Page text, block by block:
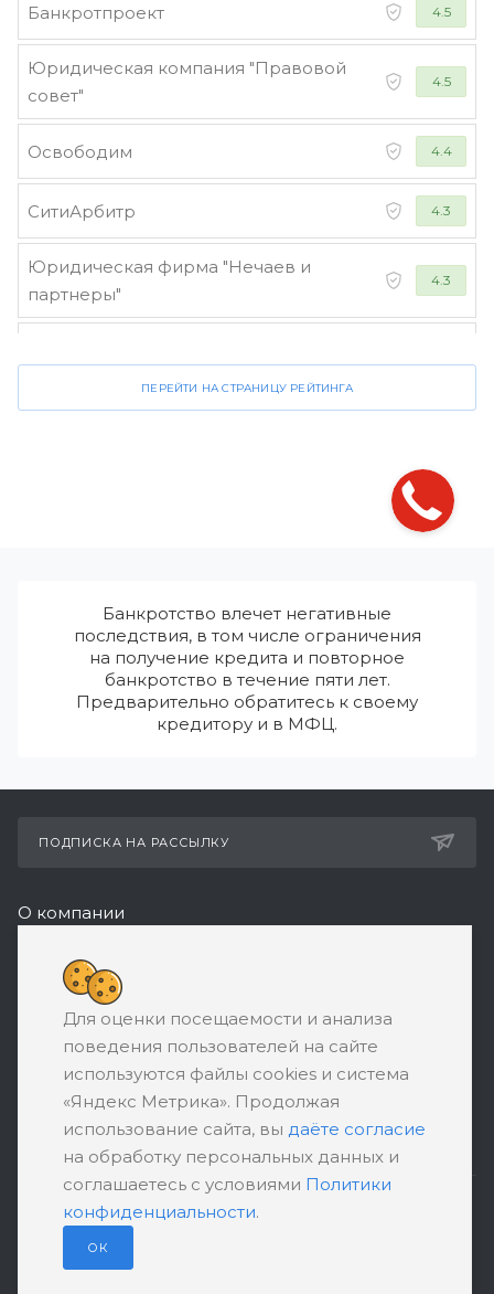
Банкротпроект 4.5
Юридическая компания "Правовой
совет"
4.5
Освободим 4.4
СитиАрбитр 4.3
Юридическая фирма "Нечаев и
партнеры"
4.3
ПЕРЕЙТИ НА СТРАНИЦУ РЕЙТИНГА
Банкротство влечет негативные
последствия, в том числе ограничения
на получение кредита и повторное
банкротство в течение пяти лет.
Предварительно обратитесь к своему
кредитору и в МФЦ.
ПОДПИСКА НА РАССЫЛКУ
О компании
Реквизиты
+7 (495) 532-05-11
ЗАКАЗАТЬ ЗВОНОК
support@ratingbankrotstva.ru
111398, Москва, ул. Плеханова, д. 30,
абонентский ящик №5
ПОЛИТИКА КОНФИДЕНЦИАЛЬНОСТИ
ПОЛЬЗОВАТЕЛЬСКОЕ СОГЛАШЕНИЕ
Для оценки посещаемости и анализа
поведения пользователей на сайте
используются файлы cookies и система
«Яндекс Метрика». Продолжая
использование сайта, вы даёте согласие
на обработку персональных данных и
соглашаетесь с условиями Политики
конфиденциальности.
ОК